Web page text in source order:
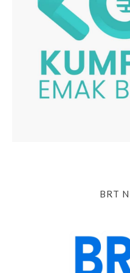
BRT